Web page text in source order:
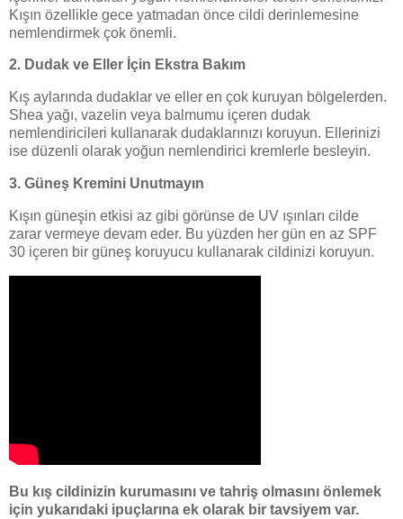
Kışın özellikle gece yatmadan önce cildi derinlemesine
nemlendirmek çok önemli.
2. Dudak ve Eller İçin Ekstra Bakım
Kış aylarında dudaklar ve eller en çok kuruyan bölgelerden.
Shea yağı, vazelin veya balmumu içeren dudak
nemlendiricileri kullanarak dudaklarınızı koruyun. Ellerinizi
ise düzenli olarak yoğun nemlendirici kremlerle besleyin.
3. Güneş Kremini Unutmayın
Kışın güneşin etkisi az gibi görünse de UV ışınları cilde
zarar vermeye devam eder. Bu yüzden her gün en az SPF
30 içeren bir güneş koruyucu kullanarak cildinizi koruyun.
Bu kış cildinizin kurumasını ve tahriş olmasını önlemek
için yukarıdaki ipuçlarına ek olarak bir tavsiyem var.